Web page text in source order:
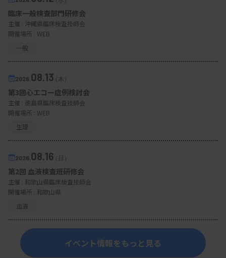
臨床一般検査部門研修会
主催 : 沖縄県臨床検査技師会
開催場所 : WEB
一般
2026. 08.13（木）
第3回心エコー症例検討会
主催 : 徳島県臨床検査技師会
開催場所 : WEB
生理
2026. 08.16（日）
第2回 血液検査班研修会
主催 : 和歌山県臨床検査技師会
開催場所 : 和歌山県
血液
イベント情報をもっと見る